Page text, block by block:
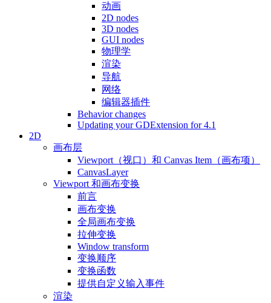
动画
2D nodes
3D nodes
GUI nodes
物理学
渲染
导航
网络
编辑器插件
Behavior changes
Updating your GDExtension for 4.1
2D
画布层
Viewport（视口）和 Canvas Item（画布项）
CanvasLayer
Viewport 和画布变换
前言
画布变换
全局画布变换
拉伸变换
Window transform
变换顺序
变换函数
提供自定义输入事件
渲染